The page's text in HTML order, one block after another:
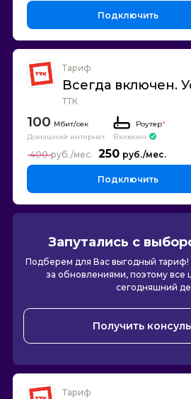
Подключить
Тариф
Всегда включен.
ТТК
100
Домашний интернет
Роутер*
Включен
250
400
Подключить
Запутались с
Подберем для Вас выгодный
за обновлениями, поэтому все
сегодняшний
Получить
Тариф